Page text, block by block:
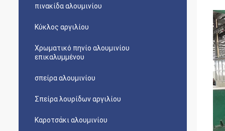
πινακίδα αλουμινίου
Κύκλος αργιλίου
Χρωματικό πηνίο αλουμινίου
επικαλυμμένου
σπείρα αλουμινίου
Σπείρα λουρίδων αργιλίου
Καροτσάκι αλουμινίου